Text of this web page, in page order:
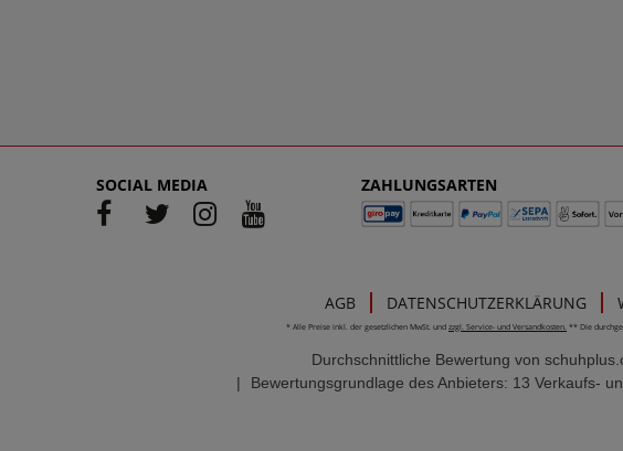
SOCIAL MEDIA ZAHLUNGSARTEN
AGB DATENSCHUTZERKLÄRUNG
* Alle Preise inkl. der gesetzlichen MwSt. und zzgl. Service- und Versandkosten. ** Die
Durchschnittliche Bewertung von
|
Bewertungsgrundlage des Anbieters: 13 Verkaufs-